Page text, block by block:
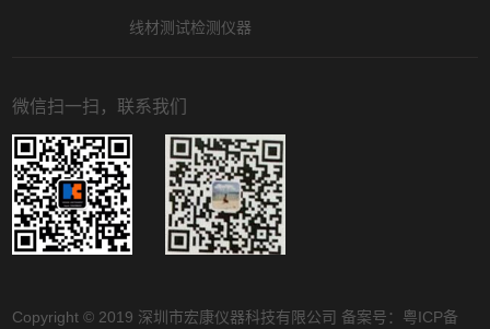
线材测试检测仪器
微信扫一扫，联系我们
Copyright © 2019 深圳市宏康仪器科技有限公司 备案号： 粤ICP备